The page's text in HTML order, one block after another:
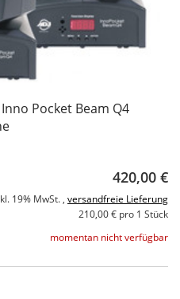
Pocket Beam Q4
420,00 €
19% MwSt. , versandfreie Lieferung
210,00 € pro 1 Stück
momentan nicht verfügbar